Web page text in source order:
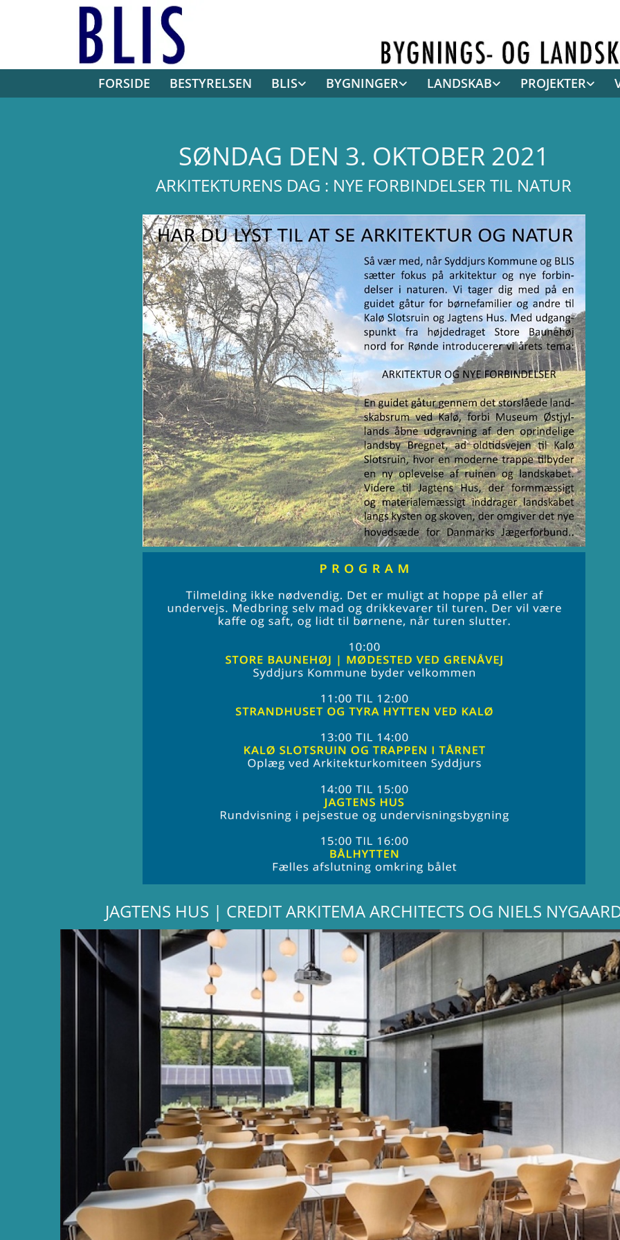
FORSIDE BESTYRELSEN BLIS BYGNINGER LANDSKAB PROJEKTER
SØNDAG DEN 3. OKTOBER 2021
ARKITEKTURENS DAG : NYE FORBINDELSER TIL NATUR
JAGTENS HUS | CREDIT ARKITEMA ARCHITECTS OG NIELS